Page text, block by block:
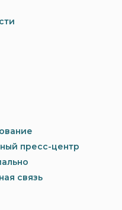
пресс-центр
связь